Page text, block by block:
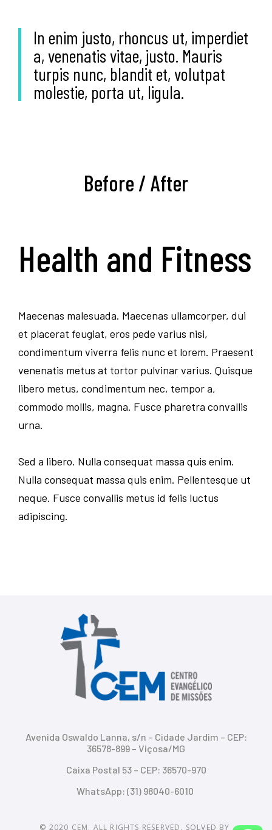
In enim justo, rhoncus ut, imperdiet
a, venenatis vitae, justo. Mauris
turpis nunc, blandit et, volutpat
molestie, porta ut, ligula.
Before / After
Health and Fitness
Maecenas malesuada. Maecenas ullamcorper, dui
et placerat feugiat, eros pede varius nisi,
condimentum viverra felis nunc et lorem. Praesent
venenatis metus at tortor pulvinar varius. Quisque
libero metus, condimentum nec, tempor a,
commodo mollis, magna. Fusce pharetra convallis
urna.
Sed a libero. Nulla consequat massa quis enim.
Nulla consequat massa quis enim. Pellentesque ut
neque. Fusce convallis metus id felis luctus
adipiscing.
Avenida Oswaldo Lanna, s/n – Cidade Jardim – CEP:
36578-899 – Viçosa/MG
Caixa Postal 53 – CEP: 36570-970
WhatsApp: (31) 98040-6010
© 2020 CEM. ALL RIGHTS RESERVED. SOLVED BY